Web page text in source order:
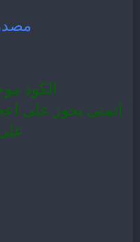
الكود
اتمنى يحوز على